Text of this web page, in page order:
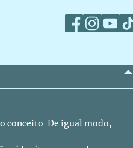
conceito. De igual modo,